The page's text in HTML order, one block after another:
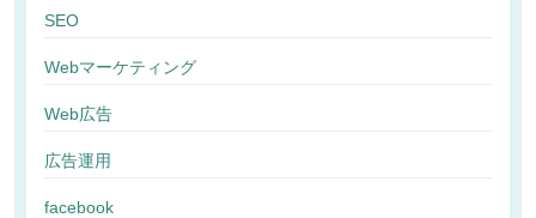
SEO
Webマーケティング
Web広告
広告運用
facebook